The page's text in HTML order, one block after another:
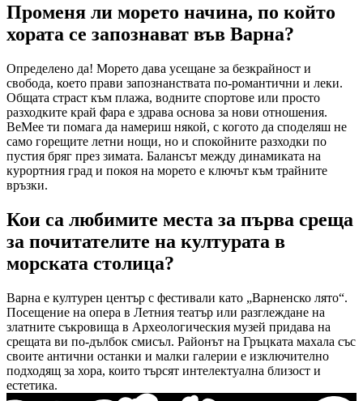
Променя ли морето начина, по който
хората се запознават във Варна?
Определено да! Морето дава усещане за безкрайност и
свобода, което прави запознанствата по-романтични и леки.
Общата страст към плажа, водните спортове или просто
разходките край фара е здрава основа за нови отношения.
BeMee ти помага да намериш някой, с когото да споделяш не
само горещите летни нощи, но и спокойните разходки по
пустия бряг през зимата. Балансът между динамиката на
курортния град и покоя на морето е ключът към трайните
връзки.
Кои са любимите места за първа среща
за почитателите на културата в
морската столица?
Варна е културен център с фестивали като „Варненско лято“.
Посещение на опера в Летния театър или разглеждане на
златните съкровища в Археологическия музей придава на
срещата ви по-дълбок смисъл. Районът на Гръцката махала със
своите антични останки и малки галерии е изключително
подходящ за хора, които търсят интелектуална близост и
естетика.